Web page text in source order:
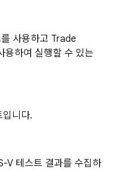
사용하고 Trade
하여 실행할 수 있는
입니다.
V 테스트 결과를 수집하